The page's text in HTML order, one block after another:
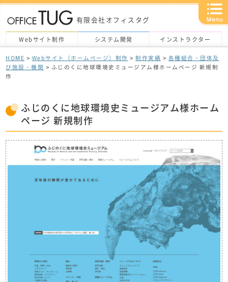
有限会社オフィスタグ
Webサイト制作 システム開発 インストラクター
HOME > Webサイト（ホームページ）制作 >制作実績 > 各種組合・団体及
び施設・機関 > ふじのくに地球環境史ミュージアム様ホームページ 新規制
作
ふじのくに地球環境史ミュージアム様ホーム
ページ 新規制作